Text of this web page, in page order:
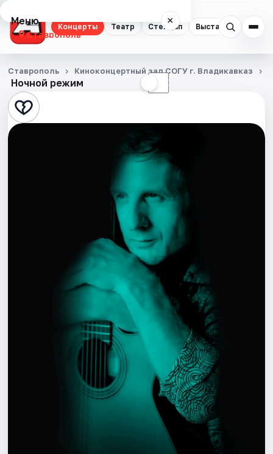
Концерты Театр Стендап Выставки Спорт
Меню ×
Ставрополь
Концерты
Театр
Стендап
Ночной режим ☾
Ставрополь Киноконцертный зал СОГУ г. Владикавказ